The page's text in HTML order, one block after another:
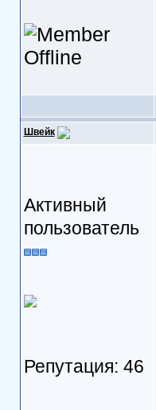
Швейк
Активный
пользователь
Репутация: 46